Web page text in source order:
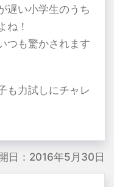
遅い小学生のうち
ね！
つも驚かされます
も力試しにチャレ
日：2016年5月30日